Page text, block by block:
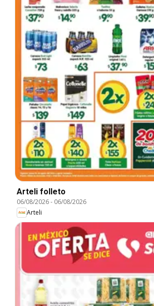
Arteli folleto
06/08/2026- 06/08/2026
Arteli